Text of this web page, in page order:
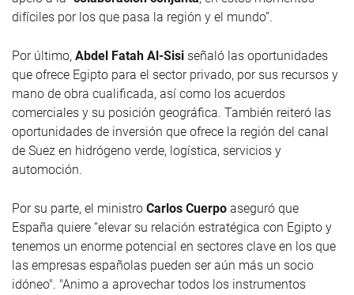
difíciles por los que pasa la región y el mundo”.
Por último, Abdel Fatah Al-Sisi señaló las oportunidades
que ofrece Egipto para el sector privado, por sus recursos y
mano de obra cualificada, así como los acuerdos
comerciales y su posición geográfica. También reiteró las
oportunidades de inversión que ofrece la región del canal
de Suez en hidrógeno verde, logística, servicios y
automoción.
Por su parte, el ministro Carlos Cuerpo aseguró que
España quiere “elevar su relación estratégica con Egipto y
tenemos un enorme potencial en sectores clave en los que
las empresas españolas pueden ser aún más un socio
idóneo". "Animo a aprovechar todos los instrumentos